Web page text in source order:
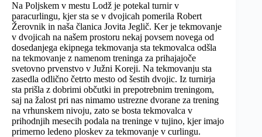
Na Poljskem v mestu Lodž je potekal turnir v
paracurlingu, kjer sta se v dvojicah pomerila Robert
Žerovnik in naša članica Jovita Jeglič. Ker je tekmovanje
v dvojicah na našem prostoru nekaj povsem novega od
dosedanjega ekipnega tekmovanja sta tekmovalca odšla
na tekmovanje z namenom treninga za prihajajoče
svetovno prvenstvo v Južni Koreji. Na tekmovanju sta
zasedla odlično četrto mesto od šestih dvojic. Iz turnirja
sta prišla z dobrimi občutki in prepotrebnim treningom,
saj na žalost pri nas nimamo ustrezne dvorane za trening
na vrhunskem nivoju, zato se bosta tekmovalca v
prihodnjih mesecih podala na treninge v tujino, kjer imajo
primerno ledeno ploskev za tekmovanje v curlingu.